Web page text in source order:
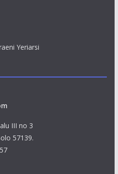
Yeriarsi
III no 3
57139.